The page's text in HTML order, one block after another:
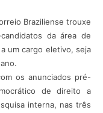
Braziliense trouxe
da área de
um cargo eletivo, seja
os anunciados pré-
de direito a
interna, nas três